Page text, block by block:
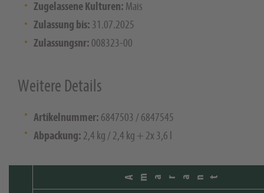
Zugelassene Kulturen: Mais
Zulassung bis: 31.07.2025
Zulassungsnr: 008323-00
Weitere Details
Artikelnummer: 6847503 / 6847545
Abpackung: 2,4 kg / 2,4 kg + 2x 3,6 l
Amarant